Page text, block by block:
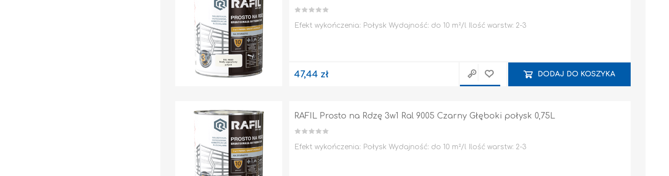
Efekt wykończenia: Połysk Wydajność: do 10 m²/l Ilość warstw: 2-3
47,44 zł DODAJ DO KOSZYKA
RAFIL Prosto na Rdzę 3w1 Ral 9005 Czarny Głęboki połysk 0,75L
Efekt wykończenia: Połysk Wydajność: do 10 m²/l Ilość warstw: 2-3